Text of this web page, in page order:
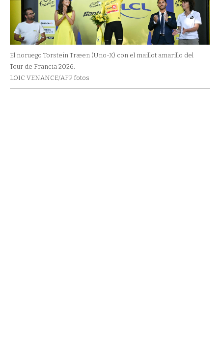
El noruego Torstein Træen (Uno-X) con el maillot amarillo del
Tour de Francia 2026.
LOIC VENANCE/AFP fotos